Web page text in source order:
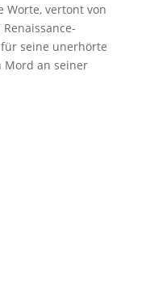
Worte, vertont von
seine unerhörte
Mord an seiner